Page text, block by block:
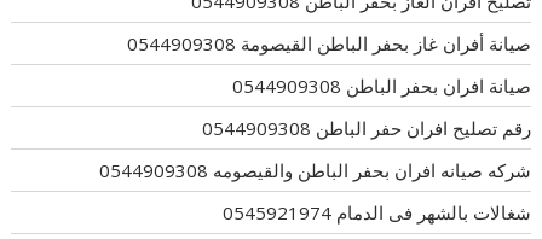
صيانة أفران غاز بحفر الباطن القيصومة 0544909308
صيانة افران بحفر الباطن 0544909308
رقم تصليح افران حفر الباطن 0544909308
شركه صيانه افران بحفر الباطن والقيصومه 0544909308
شغالات بالشهر فى الدمام 0545921974